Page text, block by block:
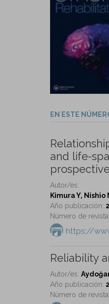
EN ESTE
and life-
Autor/es:
Kimura Y, Nishio
Año publicación:
Número de revista:
https://
Reliability
Autor/es:
Año publicación:
Número de revista: